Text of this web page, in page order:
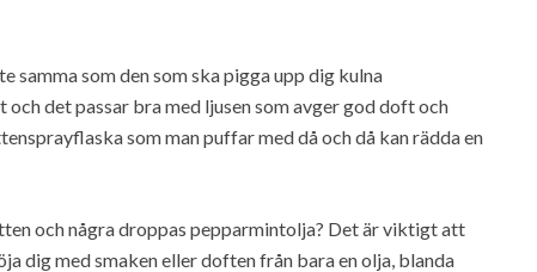
samma som den som ska pigga upp dig kulna
det passar bra med ljusen som avger god doft och
som man puffar med då och då kan rädda en
och några droppas pepparmintolja? Det är viktigt att
dig med smaken eller doften från bara en olja, blanda